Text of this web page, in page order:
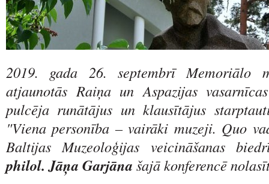
2019. gada 26. septembrī Memoriālo
atjaunotās Raiņa un Aspazijas
pulcēja runātājus un klausītājus
"Viena personība – vairāki muzeji. Quo
Baltijas Muzeoloģijas veicināšanas
philol. Jāņa Garjāna šajā konferencē